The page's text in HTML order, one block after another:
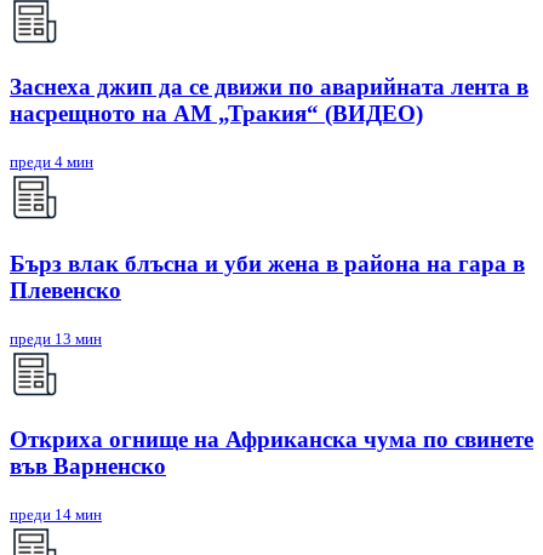
Заснеха джип да се движи по аварийната лента в
насрещното на АМ „Тракия“ (ВИДЕО)
преди 4 мин
Бърз влак блъсна и уби жена в района на гара в
Плевенско
преди 13 мин
Откриха огнище на Африканска чума по свинете
във Варненско
преди 14 мин